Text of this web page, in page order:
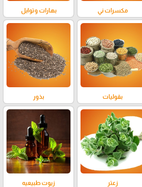
مكسرات ني بهارات وتوابل
بقوليات بذور
زعتر زيوت طبيعيه